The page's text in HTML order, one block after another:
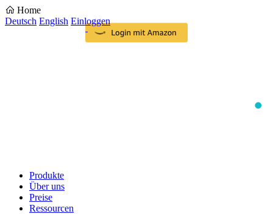
Home
Deutsch English Einloggen
Produkte
Über uns
Preise
Ressourcen